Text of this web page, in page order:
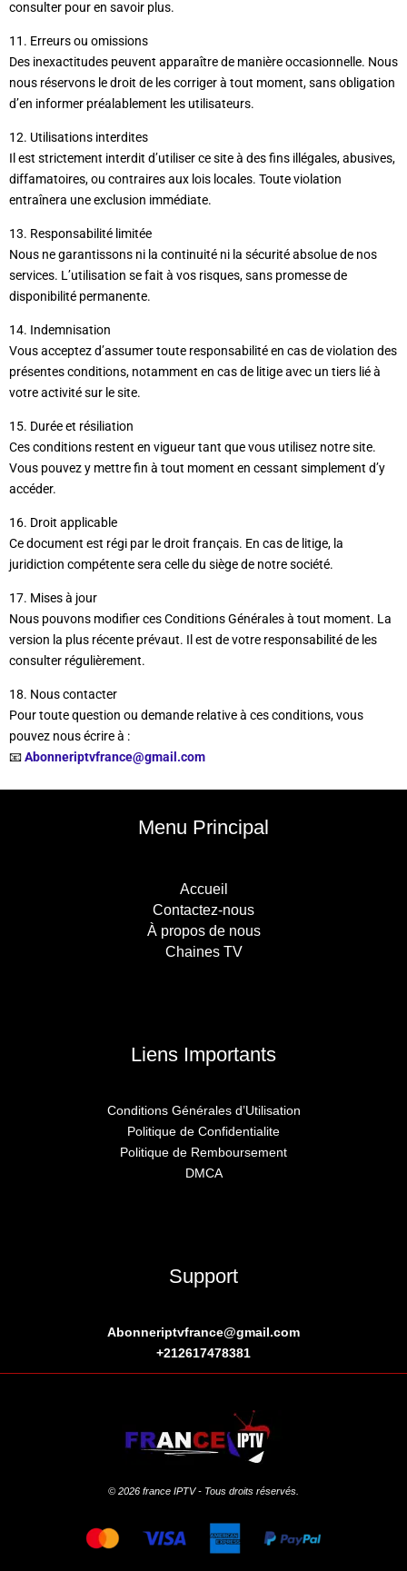
consulter pour en savoir plus.
11. Erreurs ou omissions
Des inexactitudes peuvent apparaître de manière occasionnelle. Nous
nous réservons le droit de les corriger à tout moment, sans obligation
d’en informer préalablement les utilisateurs.
12. Utilisations interdites
Il est strictement interdit d’utiliser ce site à des fins illégales, abusives,
diffamatoires, ou contraires aux lois locales. Toute violation
entraînera une exclusion immédiate.
13. Responsabilité limitée
Nous ne garantissons ni la continuité ni la sécurité absolue de nos
services. L’utilisation se fait à vos risques, sans promesse de
disponibilité permanente.
14. Indemnisation
Vous acceptez d’assumer toute responsabilité en cas de violation des
présentes conditions, notamment en cas de litige avec un tiers lié à
votre activité sur le site.
15. Durée et résiliation
Ces conditions restent en vigueur tant que vous utilisez notre site.
Vous pouvez y mettre fin à tout moment en cessant simplement d’y
accéder.
16. Droit applicable
Ce document est régi par le droit français. En cas de litige, la
juridiction compétente sera celle du siège de notre société.
17. Mises à jour
Nous pouvons modifier ces Conditions Générales à tout moment. La
version la plus récente prévaut. Il est de votre responsabilité de les
consulter régulièrement.
18. Nous contacter
Pour toute question ou demande relative à ces conditions, vous
pouvez nous écrire à :
📧Abonneriptvfrance@gmail.com
Menu Principal
Accueil
Contactez-nous
À propos de nous
Chaines TV
Liens Importants
Conditions Générales d’Utilisation
Politique de Confidentialite
Politique de Remboursement
DMCA
Support
Abonneriptvfrance@gmail.com
+212617478381
© 2026 france IPTV - Tous droits réservés.